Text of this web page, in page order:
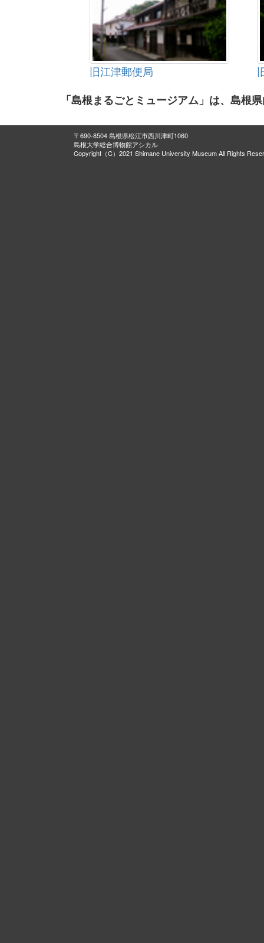
旧江津郵便局
「島根まるごとミュージアム」は、島根
〒690-8504 島根県松江市西川津町1060
島根大学総合博物館アシカル
Copyright（C）2021 Shimane University Museum All Rights